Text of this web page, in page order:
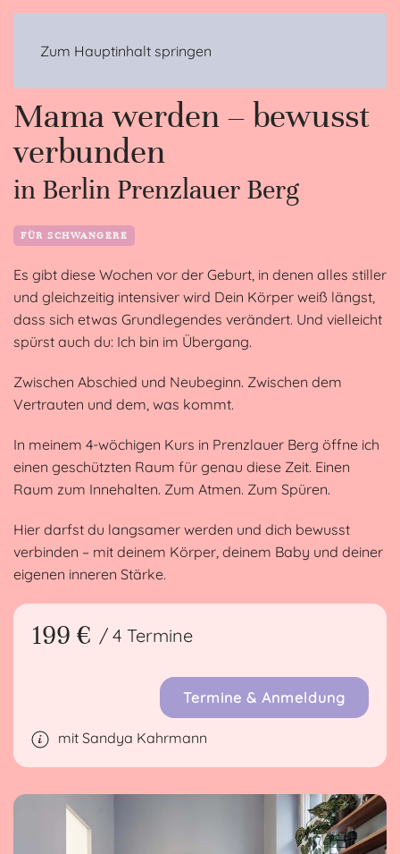
Zum Hauptinhalt springen
Mama werden – bewusst
verbunden
in Berlin Prenzlauer Berg
FÜR SCHWANGERE
Es gibt diese Wochen vor der Geburt, in denen alles stiller
und gleichzeitig intensiver wird Dein Körper weiß längst,
dass sich etwas Grundlegendes verändert. Und vielleicht
spürst auch du: Ich bin im Übergang.
Zwischen Abschied und Neubeginn. Zwischen dem
Vertrauten und dem, was kommt.
In meinem 4-wöchigen Kurs in Prenzlauer Berg öffne ich
einen geschützten Raum für genau diese Zeit. Einen
Raum zum Innehalten. Zum Atmen. Zum Spüren.
Hier darfst du langsamer werden und dich bewusst
verbinden – mit deinem Körper, deinem Baby und deiner
eigenen inneren Stärke.
199 € / 4 Termine
Termine & Anmeldung
mit Sandya Kahrmann